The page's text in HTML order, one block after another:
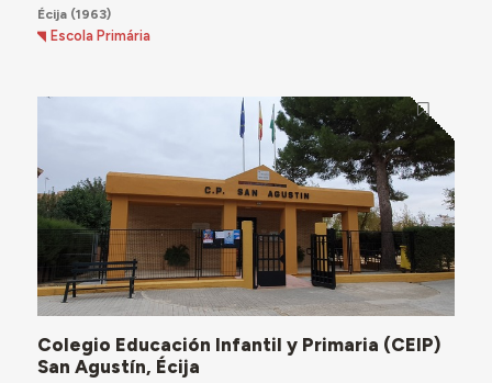
Écija(1963)
Escola Primária
Colegio Educación Infantil y Primaria (CEIP)
San Agustín, Écija